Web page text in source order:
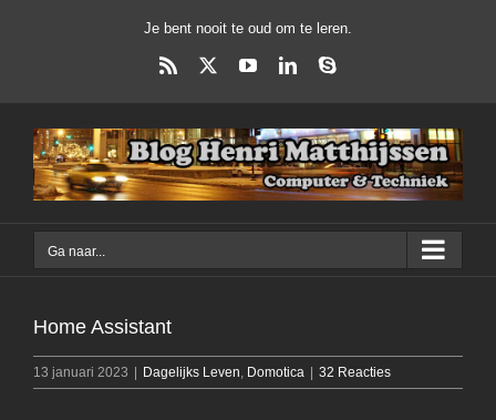
Je bent nooit te oud om te leren.
Rss YouTubeLinkedInSkype
Ga naar...
Home Assistant
13 januari 2023 | Dagelijks Leven, Domotica | 32 Reacties